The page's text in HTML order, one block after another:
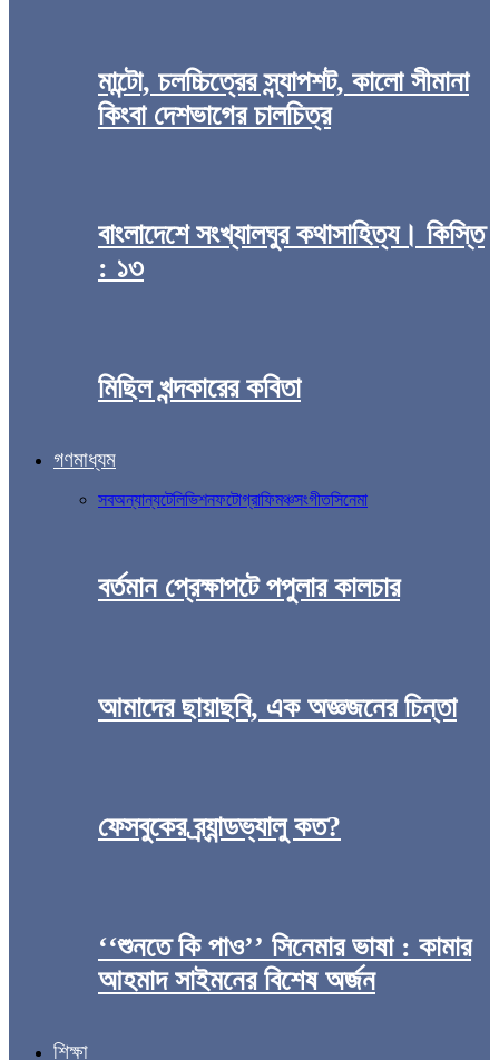
মান্টো, চলচ্চিত্রের স্ন্যাপশট, কালো সীমানা
কিংবা দেশভাগের চালচিত্র
বাংলাদেশে সংখ্যালঘুর কথাসাহিত্য। কিস্তি
: ১৩
মিছিল খন্দকারের কবিতা
গণমাধ্যম
সবঅন্যান্যটেলিভিশনফটোগ্রাফিমঞ্চসংগীতসিনেমা
বর্তমান প্রেক্ষাপটে পপুলার কালচার
আমাদের ছায়াছবি, এক অজ্ঞজনের চিন্তা
ফেসবুকের ব্র্যান্ডভ্যালু কত?
‘‘শুনতে কি পাও’’ সিনেমার ভাষা : কামার
আহমাদ সাইমনের বিশেষ অর্জন
শিক্ষা